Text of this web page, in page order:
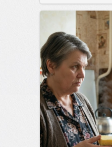
позитива!15:38Вчера